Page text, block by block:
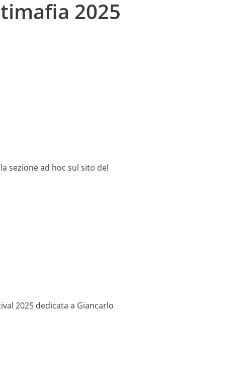
2025
sezione ad hoc sul sito del
2025 dedicata a Giancarlo